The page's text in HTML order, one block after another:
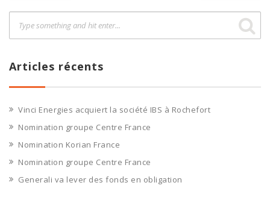
Articles récents
Vinci Energies acquiert la société IBS à Rochefort
Nomination groupe Centre France
Nomination Korian France
Nomination groupe Centre France
Generali va lever des fonds en obligation